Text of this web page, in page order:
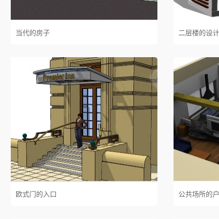
当代的房子 二层楼的设计
欧式门的入口 公共场所的